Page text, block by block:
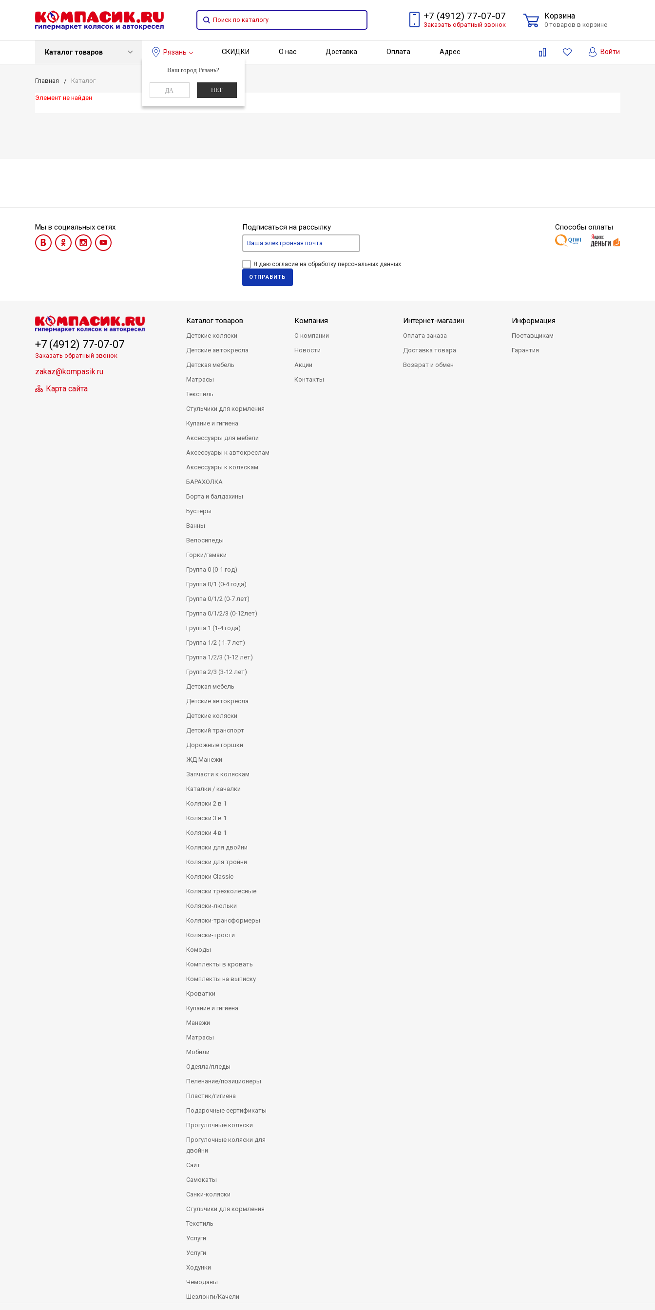
+7 (4912) 77-07-07
Заказать обратный звонок
Корзина
0 товаров в корзине
Каталог товаров Рязань
Ваш город Рязань?
ДА НЕТ
СКИДКИ О нас Доставка Оплата Адрес Войти
Главная Каталог
Элемент не найден
Мы в социальных сетях Подписаться на рассылку
Я даю согласие на обработку персональных данных
ОТПРАВИТЬ
Способы оплаты
+7 (4912) 77-07-07
Заказать обратный звонок
zakaz@kompasik.ru
Карта сайта
Каталог товаров
Детские коляски
Детские автокресла
Детская мебель
Матрасы
Текстиль
Стульчики для кормления
Купание и гигиена
Аксессуары для мебели
Аксессуары к автокреслам
Аксессуары к коляскам
БАРАХОЛКА
Борта и балдахины
Бустеры
Ванны
Велосипеды
Горки/гамаки
Группа 0 (0-1 год)
Группа 0/1 (0-4 года)
Группа 0/1/2 (0-7 лет)
Группа 0/1/2/3 (0-12лет)
Группа 1 (1-4 года)
Группа 1/2 ( 1-7 лет)
Группа 1/2/3 (1-12 лет)
Группа 2/3 (3-12 лет)
Детская мебель
Детские автокресла
Детские коляски
Детский транспорт
Дорожные горшки
ЖД Манежи
Запчасти к коляскам
Каталки / качалки
Коляски 2 в 1
Коляски 3 в 1
Коляски 4 в 1
Коляски для двойни
Коляски для тройни
Коляски Сlassic
Коляски трехколесные
Коляски-люльки
Коляски-трансформеры
Коляски-трости
Комоды
Комплекты в кровать
Комплекты на выписку
Кроватки
Купание и гигиена
Манежи
Матрасы
Мобили
Одеяла/пледы
Пеленание/позиционеры
Пластик/гигиена
Подарочные сертификаты
Прогулочные коляски
Прогулочные коляски для
двойни
Сайт
Самокаты
Санки-коляски
Стульчики для кормления
Текстиль
Услуги
Услуги
Ходунки
Чемоданы
Шезлонги/Качели
Компания
О компании
Новости
Акции
Контакты
Интернет-магазин
Оплата заказа
Доставка товара
Возврат и обмен
Информация
Поставщикам
Гарантия